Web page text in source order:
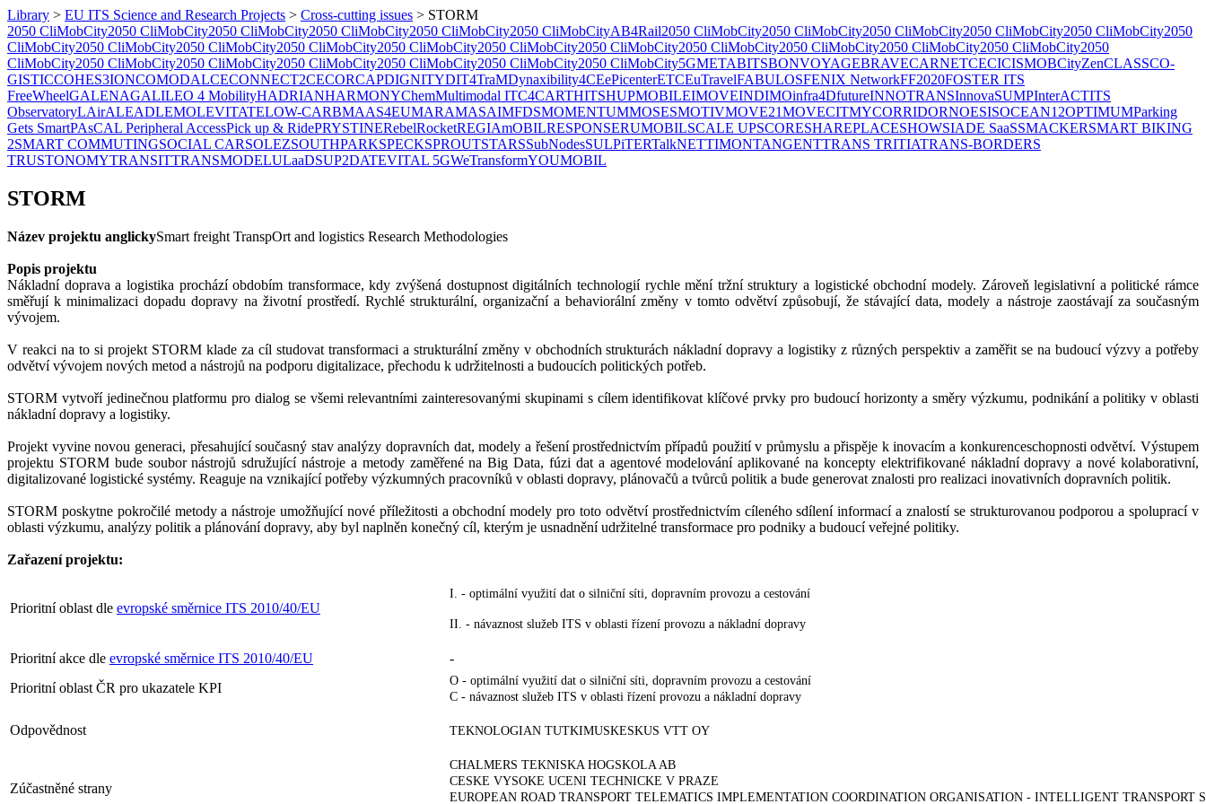
Library > EU ITS Science and Research Projects > Cross-cutting issues > STORM
2050 CliMobCity2050 CliMobCity2050 CliMobCity2050 CliMobCity2050 CliMobCity2050 CliMobCityAB4Rail2050 CliMobCity2050 CliMobCity2050 CliMobCity2050 CliMobCity2050 CliMobCity2050
CliMobCity2050 CliMobCity2050 CliMobCity2050 CliMobCity2050 CliMobCity2050 CliMobCity2050 CliMobCity2050 CliMobCity2050 CliMobCity2050 CliMobCity2050 CliMobCity2050
CliMobCity2050 CliMobCity2050 CliMobCity2050 CliMobCity2050 CliMobCity2050 CliMobCity2050 CliMobCity5GMETABITSBONVOYAGEBRAVECARNETCECICISMOBCityZenCLASSCO-
GISTICCOHES3IONCOMODALCECONNECT2CECORCAPDIGNITYDIT4TraMDynaxibility4CEePicenterETCEuTravelFABULOSFENIX NetworkFF2020FOSTER ITS
FreeWheelGALENAGALILEO 4 MobilityHADRIANHARMONYChemMultimodal ITC4CARTHITSHUPMOBILEIMOVEINDIMOinfra4DfutureINNOTRANSInnovaSUMPInterACTITS
ObservatoryLAirALEADLEMOLEVITATELOW-CARBMAAS4EUMARAMASAIMFDSMOMENTUMMOSESMOTIVMOVE21MOVECITMYCORRIDORNOESISOCEAN12OPTIMUMParking
Gets SmartPAsCAL Peripheral AccessPick up & RidePRYSTINERebelRocketREGIAmOBILRESPONSERUMOBILSCALE UPSCORESHAREPLACESHOWSIADE SaaSSMACKERSMART BIKING
2SMART COMMUTINGSOCIAL CARSOLEZSOUTHPARKSPECKSPROUTSTARSSubNodesSULPiTERTalkNET​TIMONTANGENTTRANS TRITIATRANS-BORDERS
TRUSTONOMYTRANSITTRANSMODELULaaDSUP2DATEVITAL 5GWeTransformYOUMOBIL
STORM
Název projektu anglickySmart freight TranspOrt and logistics Research Methodologies
Popis projektu
Nákladní doprava a logistika prochází obdobím transformace, kdy zvýšená dostupnost digitálních technologií rychle mění tržní struktury a logistické obchodní modely. Zároveň legislativní a politické rámce
směřují k minimalizaci dopadu dopravy na životní prostředí. Rychlé strukturální, organizační a behaviorální změny v tomto odvětví způsobují, že stávající data, modely a nástroje zaostávají za současným
vývojem.
V reakci na to si projekt STORM klade za cíl studovat transformaci a strukturální změny v obchodních strukturách nákladní dopravy a logistiky z různých perspektiv a zaměřit se na budoucí výzvy a potřeby
odvětví vývojem nových metod a nástrojů na podporu digitalizace, přechodu k udržitelnosti a budoucích politických potřeb.
STORM vytvoří jedinečnou platformu pro dialog se všemi relevantními zainteresovanými skupinami s cílem identifikovat klíčové prvky pro budoucí horizonty a směry výzkumu, podnikání a politiky v oblasti
nákladní dopravy a logistiky.
Projekt vyvine novou generaci, přesahující současný stav analýzy dopravních dat, modely a řešení prostřednictvím případů použití v průmyslu a přispěje k inovacím a konkurenceschopnosti odvětví. Výstupem
projektu STORM bude soubor nástrojů sdružující nástroje a metody zaměřené na Big Data, fúzi dat a agentové modelování aplikované na koncepty elektrifikované nákladní dopravy a nové kolaborativní,
digitalizované logistické systémy. Reaguje na vznikající potřeby výzkumných pracovníků v oblasti dopravy, plánovačů a tvůrců politik a bude generovat znalosti pro realizaci inovativních dopravních politik.
STORM poskytne pokročilé metody a nástroje umožňující nové příležitosti a obchodní modely pro toto odvětví prostřednictvím cíleného sdílení informací a znalostí se strukturovanou podporou a spoluprací v
oblasti výzkumu, analýzy politik a plánování dopravy, aby byl naplněn konečný cíl, kterým je usnadnění udržitelné transformace pro podniky a budoucí veřejné politiky.
Zařazení projektu:
Prioritní oblast dle evropské směrnice ITS 2010/40/EU
I. - optimální využití dat o silniční síti, dopravním provozu a cestování
II. - návaznost služeb ITS v oblasti řízení provozu a nákladní dopravy
Prioritní akce dle evropské směrnice ITS 2010/40/EU
-
Prioritní oblast ČR pro ukazatele KPI
O - optimální využití dat o silniční síti, dopravním provozu a cestování
C - návaznost služeb ITS v oblasti řízení provozu a nákladní dopravy
Odpovědnost TEKNOLOGIAN TUTKIMUSKESKUS VTT OY
Zúčastněné strany
CHALMERS TEKNISKA HOGSKOLA AB
CESKE VYSOKE UCENI TECHNICKE V PRAZE
EUROPEAN ROAD TRANSPORT TELEMATICS IMPLEMENTATION COORDINATION ORGANISATION - INTELLIGENT TRANSPORT